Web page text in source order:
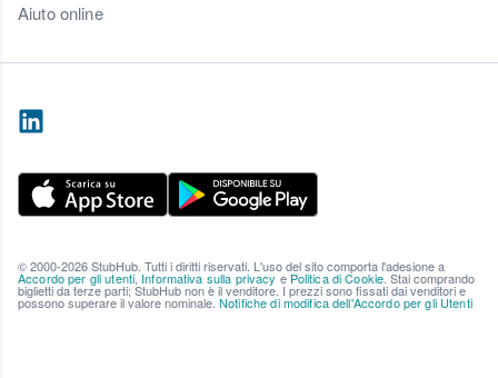
Aiuto online
© 2000-2026 StubHub. Tutti i diritti riservati. L'uso del sito comporta l'adesione a
Accordo per gli utenti, Informativa sulla privacy e Politica di Cookie. Stai comprando
biglietti da terze parti; StubHub non è il venditore. I prezzi sono fissati dai venditori e
possono superare il valore nominale. Notifiche di modifica dell'Accordo per gli Utenti